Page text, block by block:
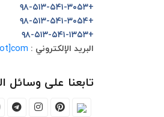
+۹۸-۵۱۳-۵۴۱-۳۰۵۳
+۹۸-۵۱۳-۵۴۱-۳۰۵۴
+۹۸-۵۱۳-۵۴۱-۱۳۵۳
البريد الإلكتروني :
تابعنا على وسائل